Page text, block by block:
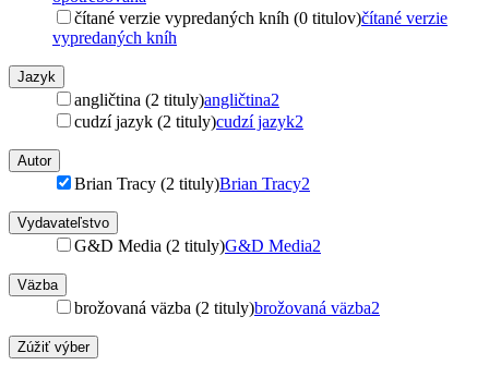
čítané verzie vypredaných kníh (0 titulov)čítané verzie
vypredaných kníh
Jazyk
angličtina (2 tituly)angličtina2
cudzí jazyk (2 tituly)cudzí jazyk2
Autor
Brian Tracy (2 tituly)Brian Tracy2
Vydavateľstvo
G&D Media (2 tituly)G&D Media2
Väzba
brožovaná väzba (2 tituly)brožovaná väzba2
Zúžiť výber